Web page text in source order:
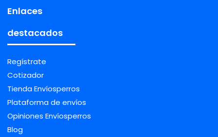
Enlaces
destacados
Regístrate
Cotizador
Tienda Envíosperros
Plataforma de envíos
Opiniones Envíosperros
Blog